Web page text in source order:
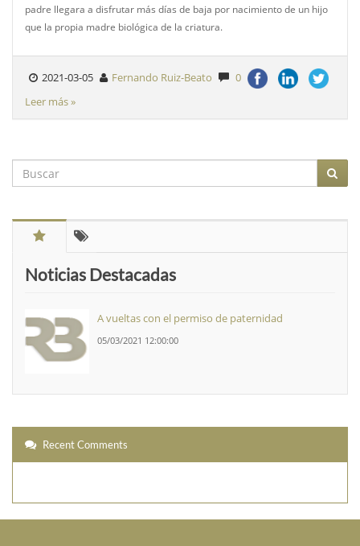
padre llegara a disfrutar más días de baja por nacimiento de un hijo
que la propia madre biológica de la criatura.
2021-03-05 Fernando Ruiz-Beato
0
Leer más »
Noticias Destacadas
A vueltas con el permiso de paternidad
05/03/2021 12:00:00
Recent Comments